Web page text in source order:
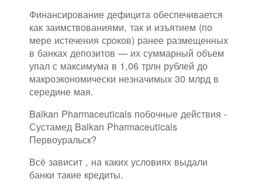
Финансирование дефицита обеспечивается
как заимствованиями, так и изъятием (по
мере истечения сроков) ранее размещенных
в банках депозитов — их суммарный объем
упал с максимума в 1,06 трлн рублей до
макроэкономически незначимых 30 млрд в
середине мая.
Balkan Pharmaceuticals побочные действия -
Сустамед Balkan Pharmaceuticals
Первоуральск?
Всё зависит , на каких условиях выдали
банки такие кредиты.